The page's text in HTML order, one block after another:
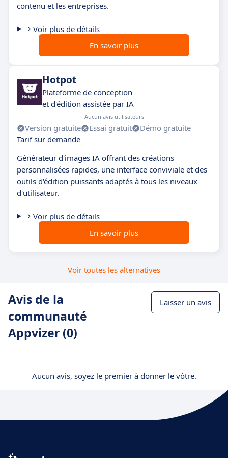
contenu et les entreprises.
Voir plus de détails
En savoir plus
Hotpot
Plateforme de conception
et d'édition assistée par IA
Aucun avis utilisateurs
Version gratuite Essai gratuit
Démo gratuite
Tarif sur demande
Générateur d'images IA offrant des créations
personnalisées rapides, une interface conviviale et des
outils d'édition puissants adaptés à tous les niveaux
d'utilisateur.
Voir plus de détails
En savoir plus
Voir toutes les alternatives
Avis de la
communauté
Appvizer (0)
Laisser un avis
Aucun avis, soyez le premier à donner le vôtre.